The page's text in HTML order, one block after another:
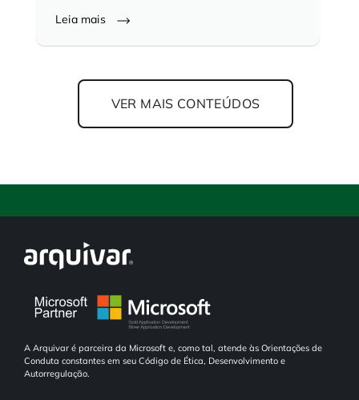
Leia mais
VER MAIS CONTEÚDOS
A Arquivar é parceira da Microsoft e, como tal, atende às Orientações de
Conduta constantes em seu Código de Ética, Desenvolvimento e
Autorregulação.